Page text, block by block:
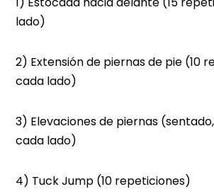
lado)
2) Extensión de piernas de pie (10
cada lado)
3) Elevaciones de piernas
cada lado)
4) Tuck Jump (10 repeticiones)